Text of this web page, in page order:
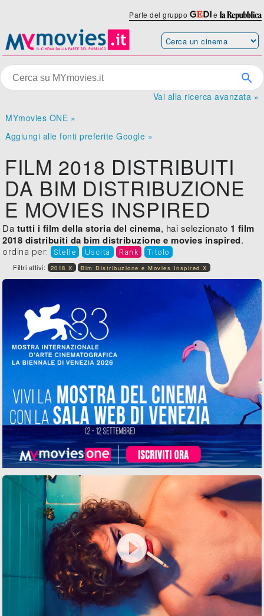
Parte del gruppo e
Vai alla ricerca avanzata »
MYmovies ONE »
Aggiungi alle fonti preferite Google »
FILM 2018 DISTRIBUITI
DA BIM DISTRIBUZIONE
E MOVIES INSPIRED
Da tutti i film della storia del cinema, hai selezionato 1 film
2018 distribuiti da bim distribuzione e movies inspired.
ordina per: Stelle Uscita Rank Titolo
Filtri attivi: 2018 X Bim Distribuzione e Movies Inspired X
